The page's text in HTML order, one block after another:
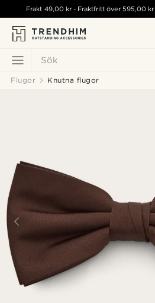
Sök
Frakt 49,00 kr- Fraktfritt över595,00 kr
Flugor Knutna flugor